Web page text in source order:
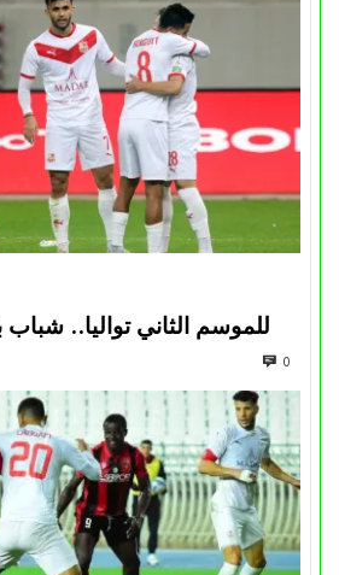
للموسم الثاني تواليا.. شباب
0